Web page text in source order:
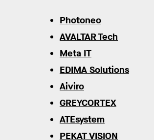
Photoneo
AVALTAR Tech
Meta IT
EDIMA Solutions
Aiviro
GREYCORTEX
ATEsystem
PEKAT VISION